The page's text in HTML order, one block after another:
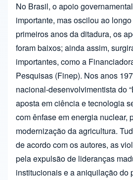
No Brasil, o apoio
importante, mas oscilou ao
primeiros anos da ditadura, os
foram baixos; ainda assim,
importantes, como a
Pesquisas (Finep). Nos anos
nacional-desenvolvimentista do
aposta em ciência e tecnologia
com ênfase em energia nuclear,
modernização da agricultura.
de acordo com os autores, as
pela expulsão de lideranças
institucionais e a aniquilação do